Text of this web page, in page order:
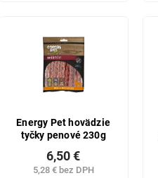
Energy Pet hovädzie
tyčky penové 230g
5,28 € bez DPH
6,50 €